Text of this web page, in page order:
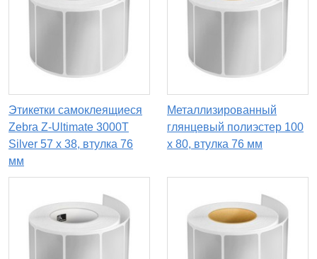
Этикетки самоклеящиеся
Zebra Z-Ultimate 3000T
Silver 57 x 38, втулка 76
мм
Металлизированный
глянцевый полиэстер 100
x 80, втулка 76 мм